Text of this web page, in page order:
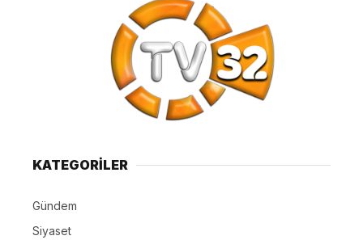
KATEGORİLER
Gündem
Siyaset